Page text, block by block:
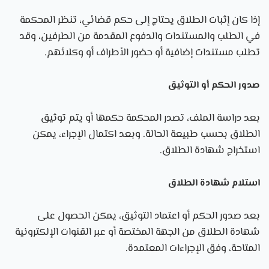
إذا كان إثبات الطلاق يحتاج إلى حكم قضائي، تنظر المحكمة
في الطلب والمستندات والدفوع المقدمة من الطرفين، وقد
تطلب مستندات إضافية أو حضور الأطراف أو وكلائهم.
صدور الحكم أو التوثيق
بعد دراسة الملف، تصدر المحكمة حكمها أو يتم توثيق
الطلاق بحسب طبيعة الحالة. وبعد اكتمال الإجراء، يمكن
استخراج شهادة الطلاق.
استلام شهادة الطلاق
بعد صدور الحكم أو اعتماد التوثيق، يمكن الحصول على
شهادة الطلاق من الجهة المختصة أو عبر القنوات الإلكترونية
المتاحة، وفق الإجراءات المعتمدة.